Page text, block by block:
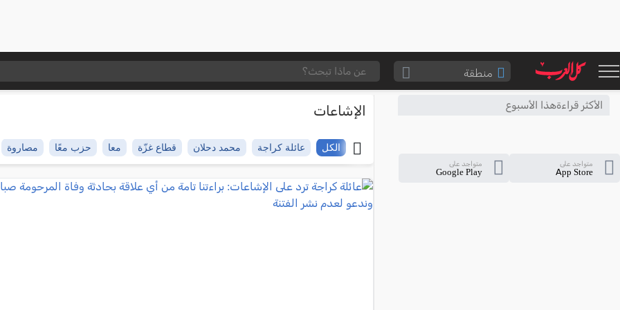
منطقة
وادي عارة
الأكثر قراءةهذا الأسبوع
متواجد على
App Store
متواجد على
Google Play
الإشاعات
الكل عائلة كراجة محمد دحلان قطاع غزّة معا حزب معًا مصاروة